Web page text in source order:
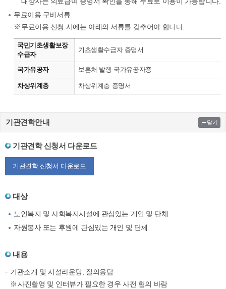
무료이용 구비서류
무료이용 신청 시에는 아래의 서류를 갖추어야 합니다.
국민기초생활보장
수급자
기초생활수급자 증명서
국가유공자 보훈처 발행 국가유공자증
차상위계층 차상위계층 증명서
기관견학안내 닫기
기관견학 신청서 다운로드
기관견학 신청서 다운로드
대상
노인복지 및 사회복지시설에 관심있는 개인 및 단체
자원봉사 또는 후원에 관심있는 개인 및 단체
내용
기관소개 및 시설라운딩, 질의응답
사진촬영 및 인터뷰가 필요한 경우 사전 협의 바람